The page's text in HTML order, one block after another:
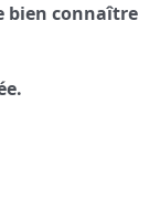
bien connaître